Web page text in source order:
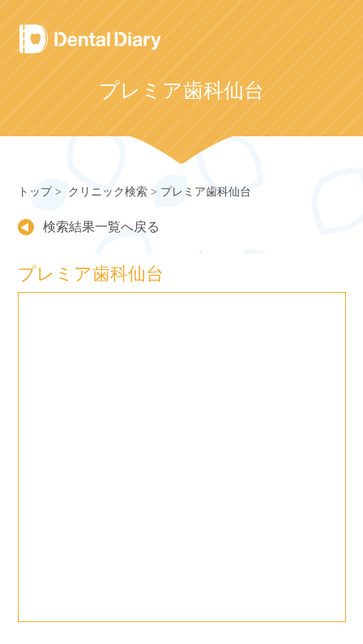
Skip
to
content
プレミア歯科仙台
トップ クリニック検索 プレミア歯科仙台
検索結果一覧へ戻る
プレミア歯科仙台